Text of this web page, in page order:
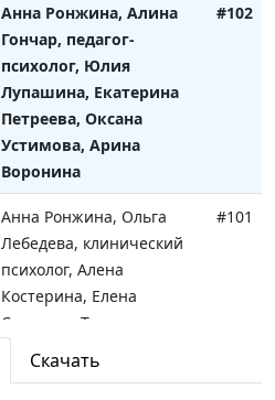
Анна Ронжина, Алина
Гончар, педагог-
психолог, Юлия
Лупашина, Екатерина
Петреева, Оксана
Устимова, Арина
Воронина
#102
Анна Ронжина, Ольга
Лебедева, клинический
психолог, Алена
Костерина, Елена
Сергеева, Татьяна
#101
Скачать